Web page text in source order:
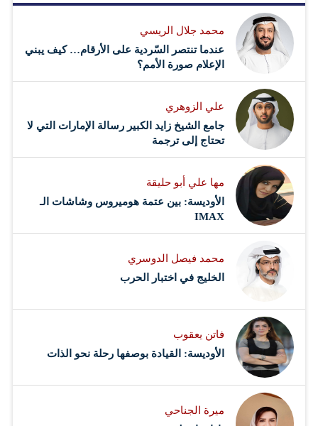
محمد جلال الريسي
عندما تنتصر السّردية على الأرقام… كيف يبني
الإعلام صورة الأمم؟
علي الزوهري
جامع الشيخ زايد الكبير رسالة الإمارات التي لا
تحتاج إلى ترجمة
مها علي أبو حليقة
الأوديسة: بين عتمة هوميروس وشاشات الـ
IMAX
محمد فيصل الدوسري ​
‏الخليج في اختبار الحرب
فاتن يعقوب
الأوديسة: القيادة بوصفها رحلة نحو الذات
ميرة الجناحي